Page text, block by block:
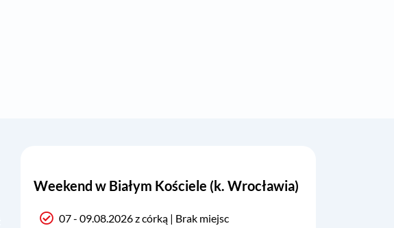
Weekend w Białym Kościele (k. Wrocławia)
07 - 09.08.2026 z córką | Brak miejsc